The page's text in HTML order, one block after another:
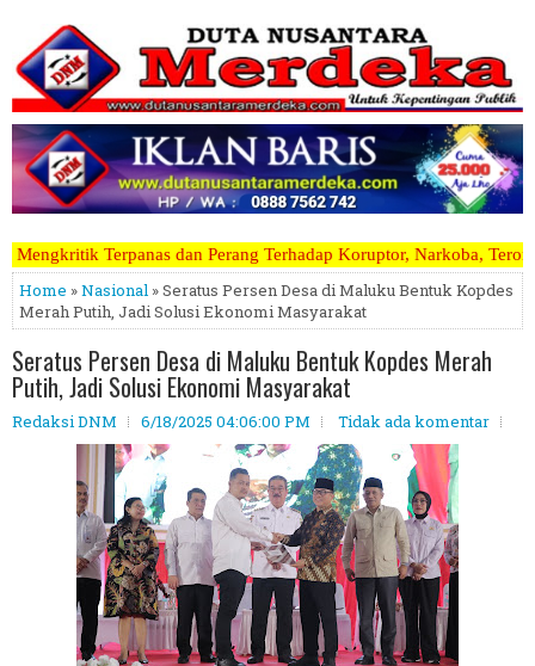
Terhadap Koruptor, Narkoba, Teroris Musuh Rakyat
Home »Nasional » Seratus Persen Desa di Maluku Bentuk Kopdes
Merah Putih, Jadi Solusi Ekonomi Masyarakat
Seratus Persen Desa di Maluku Bentuk Kopdes Merah
Putih, Jadi Solusi Ekonomi Masyarakat
Redaksi DNM 6/18/2025 04:06:00 PM Tidak ada komentar